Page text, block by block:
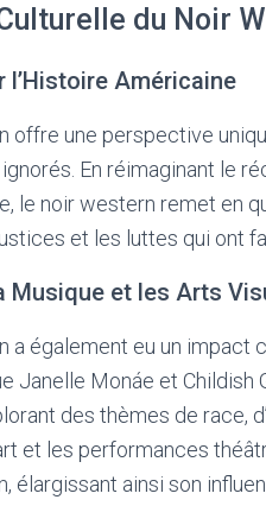
du Noir
l’Histoire Américaine
offre une perspective
En réimaginant le
le noir western remet en
et les luttes qui ont
Musique et les Arts
a également eu un impact
Janelle Monáe et
des thèmes de race,
et les performances
élargissant ainsi son